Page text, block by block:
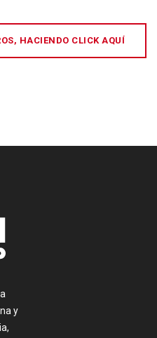
HACIENDO CLICK AQUÍ
y